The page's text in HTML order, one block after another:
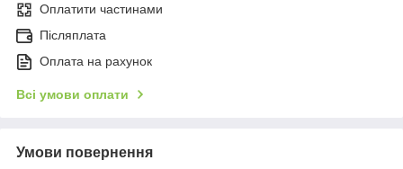
Оплатити частинами
Післяплата
Оплата на рахунок
Всі умови оплати
Умови повернення